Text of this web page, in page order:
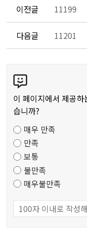
이전글 11199
다음글 11201
텐
츠
만
도
조
사
이 페이지에서 제공
습니까?
매우 만족
만족
보통
불만족
매우불만족